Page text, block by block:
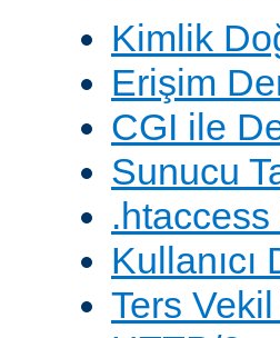
Kimlik
Erişim
CGI ile
Sunucu
.htaccess
Ters